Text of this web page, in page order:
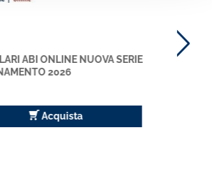
ABI ONLINE NUOVA SERIE
2026
Acquista